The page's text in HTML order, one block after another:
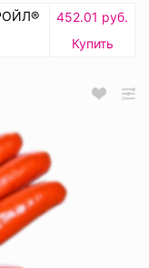
452.01 руб.
Купить